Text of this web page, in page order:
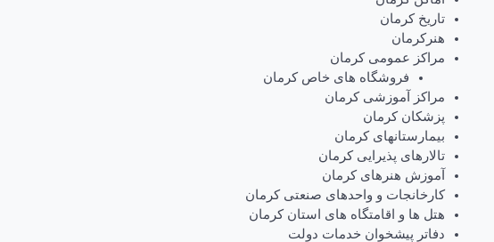
تاریخ کرمان
هنرکرمان
مراکز عمومی کرمان
فروشگاه های خاص کرمان
مراکز آموزشی کرمان
پزشکان کرمان
بیمارستانهای کرمان
تالارهای پذیرایی کرمان
آموزش هنرهای کرمان
کارخانجات و واحدهای صنعتی کرمان
هتل ها و اقامتگاه های استان کرمان
دفاتر پیشخوان خدمات دولت